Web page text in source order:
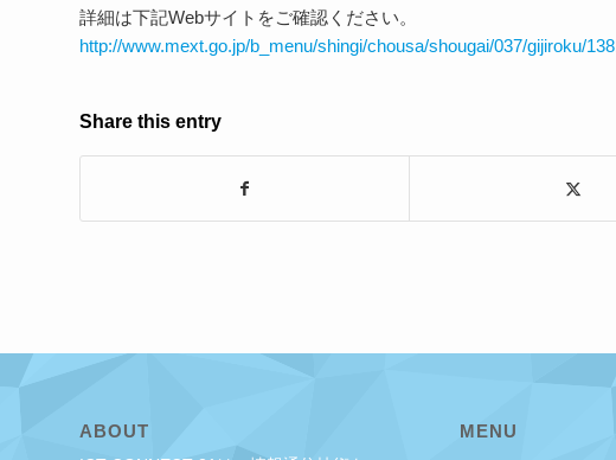
詳細は下記Webサイトをご確認ください。
http://www.mext.go.jp/b_menu/shingi/chousa/shougai/037/gijiroku/
Share this entry
ABOUT MENU